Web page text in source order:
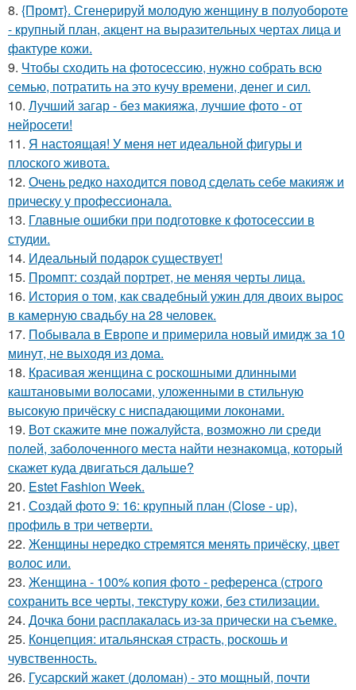
8. {Промт}. Сгенерируй молодую женщину в полуобороте
- крупный план, акцент на выразительных чертах лица и
фактуре кожи.
9. Чтобы сходить на фотосессию, нужно собрать всю
семью, потратить на это кучу времени, денег и сил.
10. Лучший загар - без макияжа, лучшие фото - от
нейросети!
11. Я настоящая! У меня нет идеальной фигуры и
плоского живота.
12. Очень редко находится повод сделать себе макияж и
прическу у профессионала.
13. Главные ошибки при подготовке к фотосессии в
студии.
14. Идеальный подарок существует!
15. Промпт: создай портрет, не меняя черты лица.
16. История о том, как свадебный ужин для двоих вырос
в камерную свадьбу на 28 человек.
17. Побывала в Европе и примерила новый имидж за 10
минут, не выходя из дома.
18. Красивая женщина с роскошными длинными
каштановыми волосами, уложенными в стильную
высокую причёску с ниспадающими локонами.
19. Вот скажите мне пожалуйста, возможно ли среди
полей, заболоченного места найти незнакомца, который
скажет куда двигаться дальше?
20. Estet Fashion Week.
21. Создай фото 9: 16: крупный план (Close - up),
профиль в три четверти.
22. Женщины нередко стремятся менять причёску, цвет
волос или.
23. Женщина - 100% копия фото - референса (строго
сохранить все черты, текстуру кожи, без стилизации.
24. Дочка бони расплакалась из-за прически на съемке.
25. Концепция: итальянская страсть, роскошь и
чувственность.
26. Гусарский жакет (доломан) - это мощный, почти